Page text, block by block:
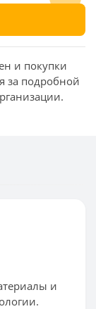
и покупки
за подробной
и